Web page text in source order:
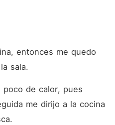
entonces me quedo
sala.
de calor, pues
me dirijo a la cocina